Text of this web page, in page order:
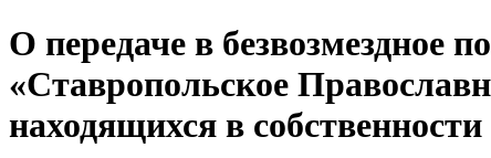
О передаче в безвозмездное
«Ставропольское
находящихся в